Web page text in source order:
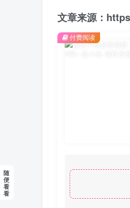
文章来源：
付费阅读
随
便
看
看